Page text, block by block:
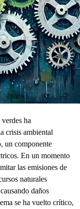
ha
crisis ambiental
un componente
En un momento
las emisiones de
naturales
daños
se ha vuelto crítico,